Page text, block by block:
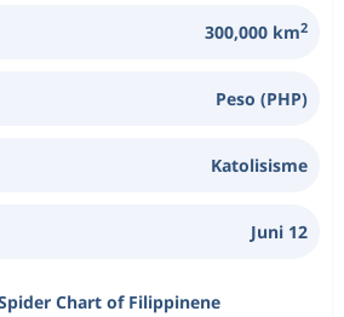
300,000 km2
Peso (PHP)
Katolisisme
Juni 12
Chart of Filippinene